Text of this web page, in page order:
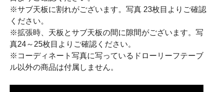
※サブ天板に割れがございます。写真 23枚目よりご確認
ください。
※拡張時、天板とサブ天板の間に隙間がございます。写
真24～25枚目よりご確認ください。
※コーディネート写真に写っているドローリーフテーブ
ル以外の商品は付属しません。